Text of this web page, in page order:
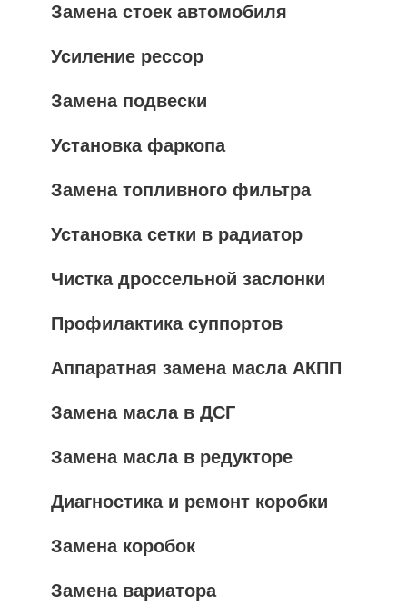
Замена стоек автомобиля
Усиление рессор
Замена подвески
Установка фаркопа
Замена топливного фильтра
Установка сетки в радиатор
Чистка дроссельной заслонки
Профилактика суппортов
Аппаратная замена масла АКПП
Замена масла в ДСГ
Замена масла в редукторе
Диагностика и ремонт коробки
Замена коробок
Замена вариатора